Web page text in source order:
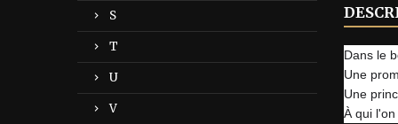
S
T
U
V
Dans le
Une
Une
À qui